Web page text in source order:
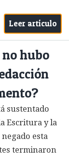
Leer artículo
no hubo
sustentado
Escritura y la
esta
terminaron